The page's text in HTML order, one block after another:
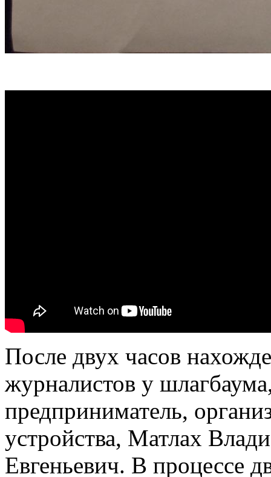
После двух часов
журналистов у
предприниматель,
устройства, Матлах
Евгеньевич. В процессе